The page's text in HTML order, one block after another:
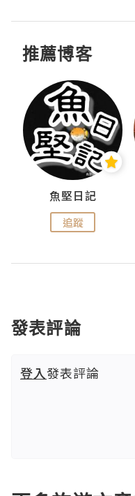
推薦博客
魚堅日記
追蹤
發表評論
登入發表評論